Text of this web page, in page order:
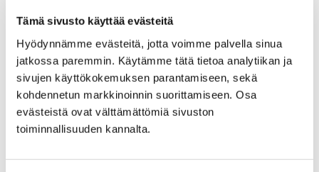
Tämä sivusto käyttää evästeitä
Hyödynnämme evästeitä, jotta voimme palvella sinua
jatkossa paremmin. Käytämme tätä tietoa analytiikan ja
sivujen käyttökokemuksen parantamiseen, sekä
kohdennetun markkinoinnin suorittamiseen. Osa
evästeistä ovat välttämättömiä sivuston
toiminnallisuuden kannalta.
AD HOC – Kristian ja Kirsi
Gullichsenin kokoelma